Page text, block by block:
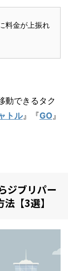
料金が上振れ
動できるタク
トル』『GO 』
ジブリパー
【3選】